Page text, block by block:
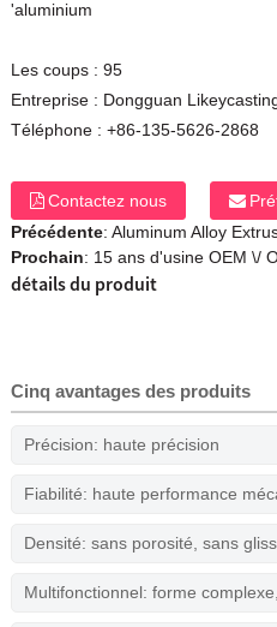
'aluminium
Les coups : 95
Entreprise : Dongguan
Téléphone : +86-135-5626-2868
Contactez nous
Précédente: Aluminum Alloy
Prochain: 15 ans d'usine OEM \/
détails du produit
Cinq avantages des produits
Précision: haute précision
Fiabilité: haute performance
Densité: sans porosité, sans
Multifonctionnel: forme